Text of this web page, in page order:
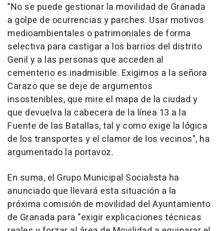
"No se puede gestionar la movilidad de Granada
a golpe de ocurrencias y parches. Usar motivos
medioambientales o patrimoniales de forma
selectiva para castigar a los barrios del distrito
Genil y a las personas que acceden al
cementerio es inadmisible. Exigimos a la señora
Carazo que se deje de argumentos
insostenibles, que mire el mapa de la ciudad y
que devuelva la cabecera de la línea 13 a la
Fuente de las Batallas, tal y como exige la lógica
de los transportes y el clamor de los vecinos", ha
argumentado la portavoz.
En suma, el Grupo Municipal Socialista ha
anunciado que llevará esta situación a la
próxima comisión de movilidad del Ayuntamiento
de Granada para "exigir explicaciones técnicas